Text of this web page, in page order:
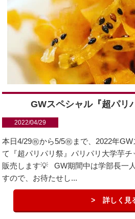
GWスペシャル『超パリ
2022/04/29
本日4/29㊗︎から5/5㊗︎まで、2022年
て『超パリパリ祭』パリパリ大学芋チ
販売します💡 GW期間中は学部長一
すので、お待たせし...
詳しく見